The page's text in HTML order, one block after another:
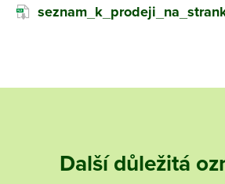
Další důležitá